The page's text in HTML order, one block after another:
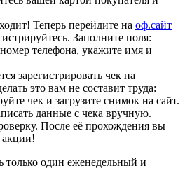
Теперь перейдите на оф.сайт
Заполните поля:
телефона, укажите имя и
зарегистрировать чек на
это вам не составит труда:
чек и загрузите снимок на сайт.
данные с чека вручную.
После её прохождения вы
акции!
только один еженедельный и